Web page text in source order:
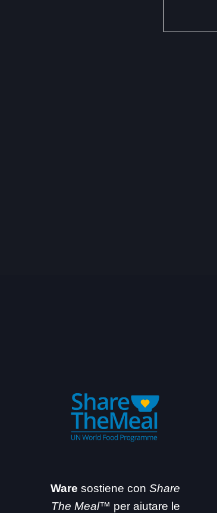
Ware sostiene conShare
The Meal™ per aiutare le